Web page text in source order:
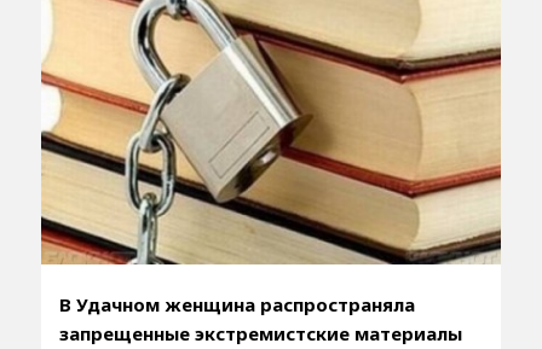
В Удачном женщина распространяла
запрещенные экстремистские материалы